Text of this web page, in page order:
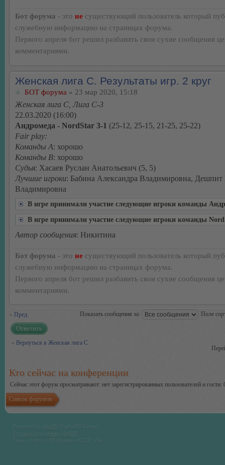
Бот форума - это не существующий пользователь который
служебную информацию на страницах форума.
Первого апреля бот решил разбавить свои сухие сообщения
комментариями.
Женская лига С. Результаты игр. 2 круг
БОТ форума » 23 мар 2020, 15:18
Женская лига С, Лига С-3
22.03.2020 (16:00)
Андромеда - NordStar 3-1 (25-12, 25-15, 21-25, 25-22)
Fair play:
Команды А: хорошо
Команды В: хорошо
Судья: Хасаев Руслан Анатольевич (5, 5)
Лучшие игроки: Бабина Александра Владимировна, Дешпит
Владимировна
В игре принимали участие следующие игроки команды
В игре принимали участие следующие игроки команды
Автор сообщения: Никитина
Бот форума - это не существующий пользователь который
служебную информацию на страницах форума.
Первого апреля бот решил разбавить свои сухие сообщения
комментариями.
Пред. Показать сообщения за: Поле
Ответить
Вернуться в Женская лига С
Кто сейчас на конференции
Сейчас этот форум просматривают: нет зарегистрированных пользователей и гости:
Список форумов
Time : 0.401s | 20 Queries | GZIP : On